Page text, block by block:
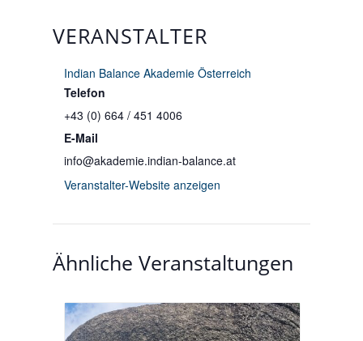
VERANSTALTER
Indian Balance Akademie Österreich
Telefon
+43 (0) 664 / 451 4006
E-Mail
info@akademie.indian-balance.at
Veranstalter-Website anzeigen
Ähnliche Veranstaltungen